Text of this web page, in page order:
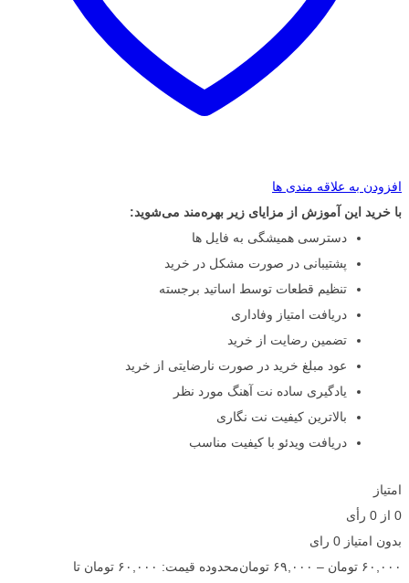
افزودن به علاقه مندی ها
با خرید این آموزش از مزایای زیر بهره‌مند می‌شوید:
دسترسی همیشگی به فایل ها
پشتیبانی در صورت مشکل در خرید
تنظیم قطعات توسط اساتید برجسته
دریافت امتیاز وفاداری
تضمین رضایت از خرید
عود مبلغ خرید در صورت نارضایتی از خرید
یادگیری ساده نت آهنگ مورد نظر
بالاترین کیفیت نت نگاری
دریافت ویدئو با کیفیت مناسب
امتیاز
0 از 0 رأی
بدون امتیاز 0 رای
۶۰,۰۰۰ تومان – ۶۹,۰۰۰ تومان
محدوده قیمت: ۶۰,۰۰۰ تومان تا